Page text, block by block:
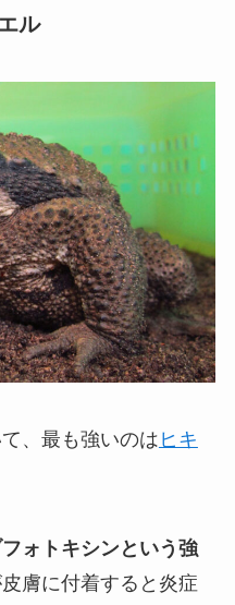
ル
、最も強いのは ヒキ
ォトキシンという強
膚に付着すると炎症